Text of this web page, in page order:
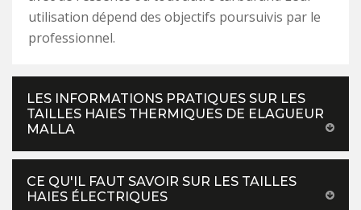
utilisation dépend des objectifs poursuivis par le
professionnel.
LES INFORMATIONS PRATIQUES SUR LES
TAILLES HAIES THERMIQUES DE ELAGUEUR
MALLA
CE QU'IL FAUT SAVOIR SUR LES TAILLES
HAIES ÉLECTRIQUES